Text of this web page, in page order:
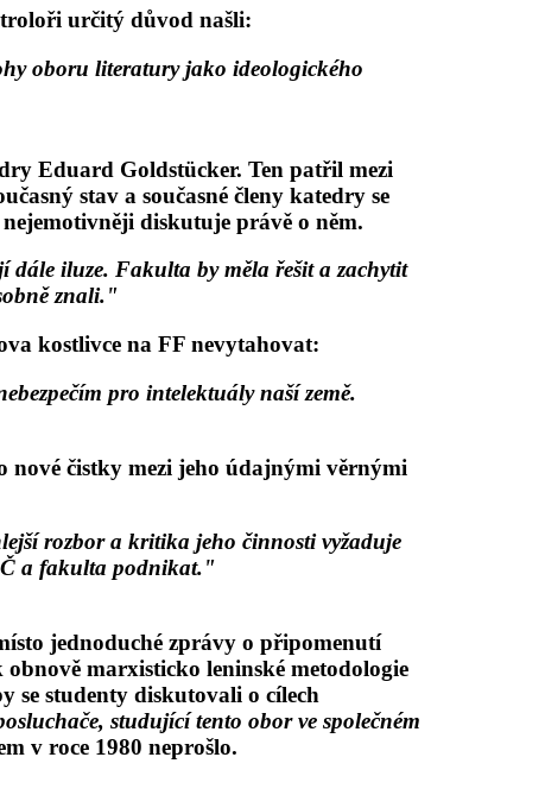
určitý důvod našli:
oboru literatury jako ideologického
Eduard Goldstücker. Ten patřil mezi
stav a současné členy katedry se
diskutuje právě o něm.
iluze. Fakulta by měla řešit a zachytit
znali."
kostlivce na FF nevytahovat:
pro intelektuály naší země.
nové čistky mezi jeho údajnými věrnými
rozbor a kritika jeho činnosti vyžaduje
a fakulta podnikat."
jednoduché zprávy o připomenutí
marxisticko leninské metodologie
se studenty diskutovali o cílech
studující tento obor ve společném
v roce 1980 neprošlo.